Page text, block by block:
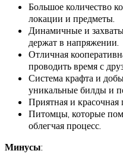
Большое количество
локации и предметы.
Динамичные и
держат в напряжении.
Отличная
проводить время с
Система крафта и
уникальные билды и
Приятная и
Питомцы, которые
облегчая процесс.
Минусы: